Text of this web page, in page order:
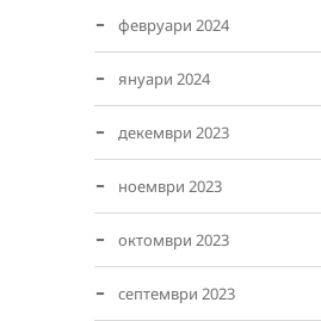
февруари 2024
януари 2024
декември 2023
ноември 2023
октомври 2023
септември 2023